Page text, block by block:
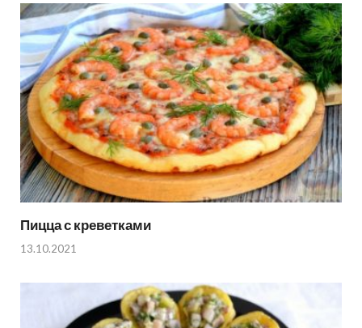
Пицца с креветками
13.10.2021